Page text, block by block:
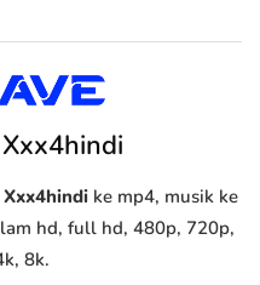
Xxx4hindi ke mp4, musik ke
hd, full hd, 480p, 720p,
8k.